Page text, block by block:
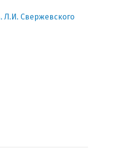
Л.И. Свержевского